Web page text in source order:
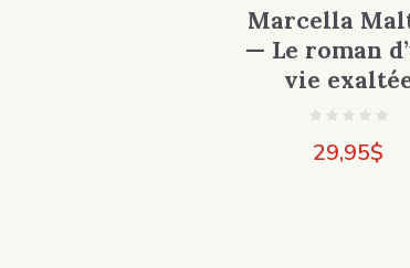
Marcella
— Le roman
vie
29,95$